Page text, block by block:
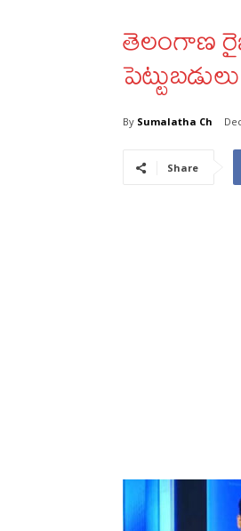
తెలంగాణ
పెట్టుబడులు
By Sumalatha Ch
Share